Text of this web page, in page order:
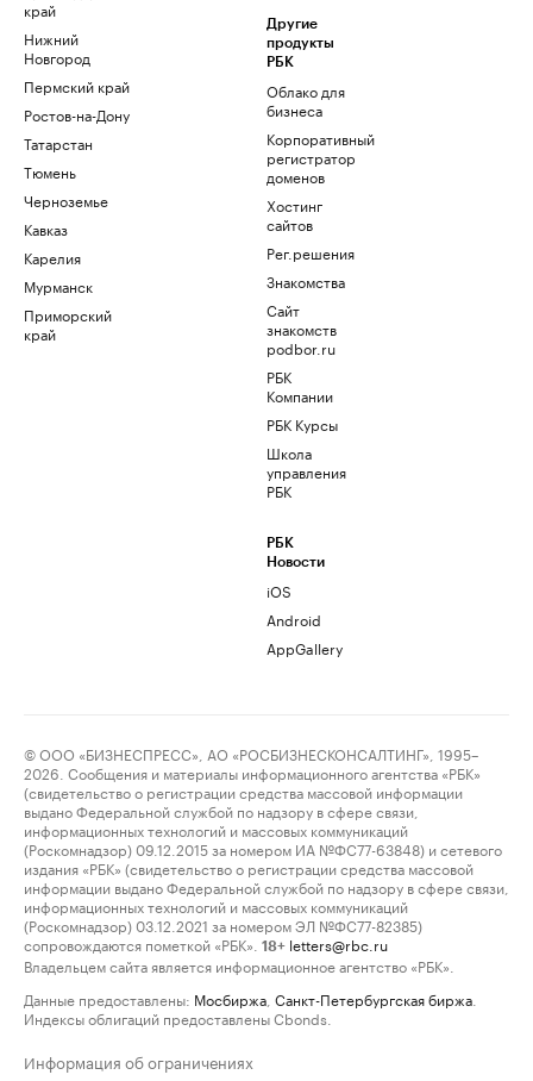
край
Нижний
Новгород
Пермский край
Ростов-на-Дону
Татарстан
Тюмень
Черноземье
Кавказ
Карелия
Мурманск
Приморский
край
Другие
продукты
РБК
Облако для
бизнеса
Корпоративный
регистратор
доменов
Хостинг
сайтов
Рег.решения
Знакомства
Сайт
знакомств
podbor.ru
РБК
Компании
РБК Курсы
Школа
управления
РБК
РБК
Новости
iOS
Android
AppGallery
© ООО «БИЗНЕСПРЕСС», АО «РОСБИЗНЕСКОНСАЛТИНГ», 1995–
2026. Сообщения и материалы информационного агентства «РБК»
(свидетельство о регистрации средства массовой информации
выдано Федеральной службой по надзору в сфере связи,
информационных технологий и массовых коммуникаций
(Роскомнадзор) 09.12.2015 за номером ИА №ФС77-63848) и сетевого
издания «РБК» (свидетельство о регистрации средства массовой
информации выдано Федеральной службой по надзору в сфере связи,
информационных технологий и массовых коммуникаций
(Роскомнадзор) 03.12.2021 за номером ЭЛ №ФС77-82385)
сопровождаются пометкой «РБК».
18+ letters@rbc.ru
Владельцем сайта является информационное агентство «РБК».
Данные предоставлены: Мосбиржа Санкт-Петербургская биржа
Индексы облигаций предоставлены Cbonds.
Информация об ограничениях